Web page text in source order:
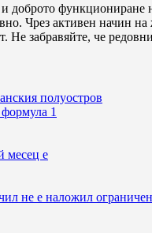
доброто
Чрез активен начин
Не забравяйте, че
полуостров
1
месец е
не е наложил